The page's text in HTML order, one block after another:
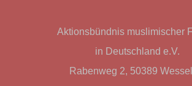
Aktionsbündnis muslimischer
in Deutschland e.V.
Rabenweg 2, 50389